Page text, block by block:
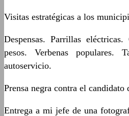
Visitas estratégicas a los
Despensas. Parrillas
pesos. Verbenas populares.
autoservicio.
Prensa negra contra el
Entrega a mi jefe de una